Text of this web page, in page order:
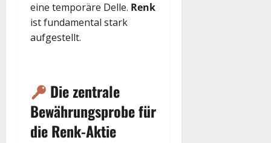
eine temporäre Delle. Renk
ist fundamental stark
aufgestellt.
Die zentrale
Bewährungsprobe für
die Renk-Aktie